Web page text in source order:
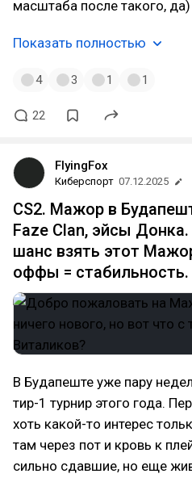
масштаба после такого, да)
Показать полностью
4 3 1 1
22
FlyingFox
Киберспорт 07.12.2025
CS2. Мажор в
Faze Clan, эйсы
шанс взять этот
оффы = стабильность.
В Будапеште уже пару
тир-1 турнир этого года.
хоть какой-то интерес
там через пот и кровь к
сильно сдавшие, но еще